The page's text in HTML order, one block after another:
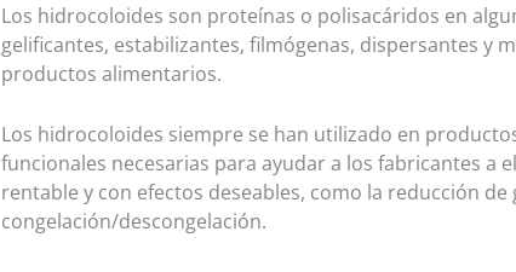
Los hidrocoloides son proteínas o polisacáridos en
gelificantes, estabilizantes, filmógenas, dispersantes y
productos alimentarios.
Los hidrocoloides siempre se han utilizado en
funcionales necesarias para ayudar a los fabricantes a
rentable y con efectos deseables, como la reducción
congelación/descongelación.